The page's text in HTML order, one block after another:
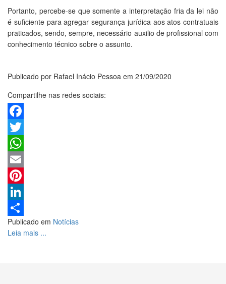
Portanto, percebe-se que somente a interpretação fria da lei não
é suficiente para agregar segurança jurídica aos atos contratuais
praticados, sendo, sempre, necessário auxilio de profissional com
conhecimento técnico sobre o assunto.
Publicado por Rafael Inácio Pessoa em 21/09/2020
Compartilhe nas redes sociais:
Facebook
Twitter
WhatsApp
Email
Pinterest
LinkedIn
Share
Publicado em Notícias
Leia mais ...